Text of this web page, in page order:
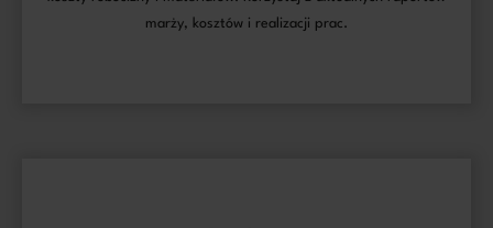
marży, kosztów i realizacji prac.